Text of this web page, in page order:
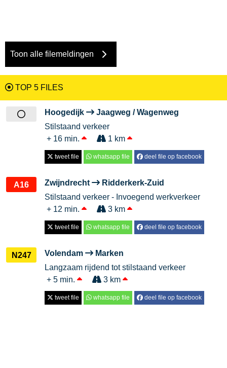
Toon alle filemeldingen
TOP 5 FILES
Hoogedijk
Jaagweg / Wagenweg
Stilstaand verkeer
+ 16 min.
1 km
tweet file whatsapp file deel file op facebook
A16 Zwijndrecht
Ridderkerk-Zuid
Stilstaand verkeer - Invoegend werkverkeer
+ 12 min.
3 km
tweet file whatsapp file deel file op facebook
N247 Volendam
Marken
Langzaam rijdend tot stilstaand verkeer
+ 5 min.
3 km
tweet file whatsapp file deel file op facebook